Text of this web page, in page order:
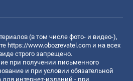
(в том числе фото- и видео-),
https://www.obozrevatel.com и на всех
строго запрещено.
при получении письменного
и при условии обязательной
для интернет-изданий - при